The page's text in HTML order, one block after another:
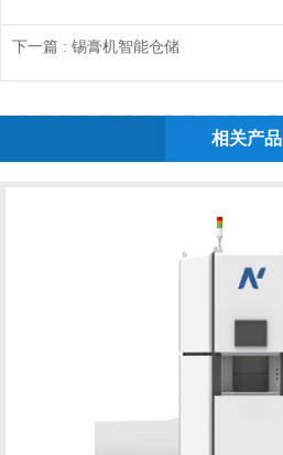
下一篇 : 锡膏机智能仓储
相关产品